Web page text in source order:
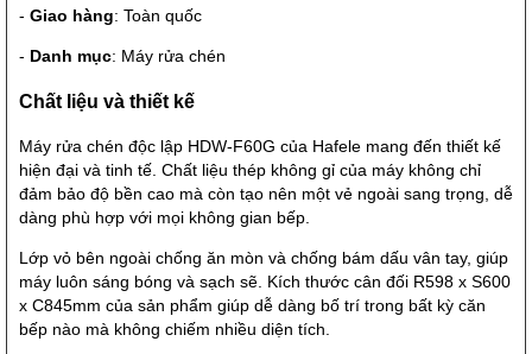
- Giao hàng: Toàn quốc
- Danh mục: Máy rửa chén
Chất liệu và thiết kế
Máy rửa chén độc lập HDW-F60G của Hafele mang đến thiết kế
hiện đại và tinh tế. Chất liệu thép không gỉ của máy không chỉ
đảm bảo độ bền cao mà còn tạo nên một vẻ ngoài sang trọng, dễ
dàng phù hợp với mọi không gian bếp.
Lớp vỏ bên ngoài chống ăn mòn và chống bám dấu vân tay, giúp
máy luôn sáng bóng và sạch sẽ. Kích thước cân đối R598 x S600
x C845mm của sản phẩm giúp dễ dàng bố trí trong bất kỳ căn
bếp nào mà không chiếm nhiều diện tích.